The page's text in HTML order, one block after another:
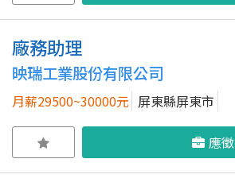
廠務助理
映瑞工業股份有限公司
月薪29500~30000元 屏東縣屏東市
應徵